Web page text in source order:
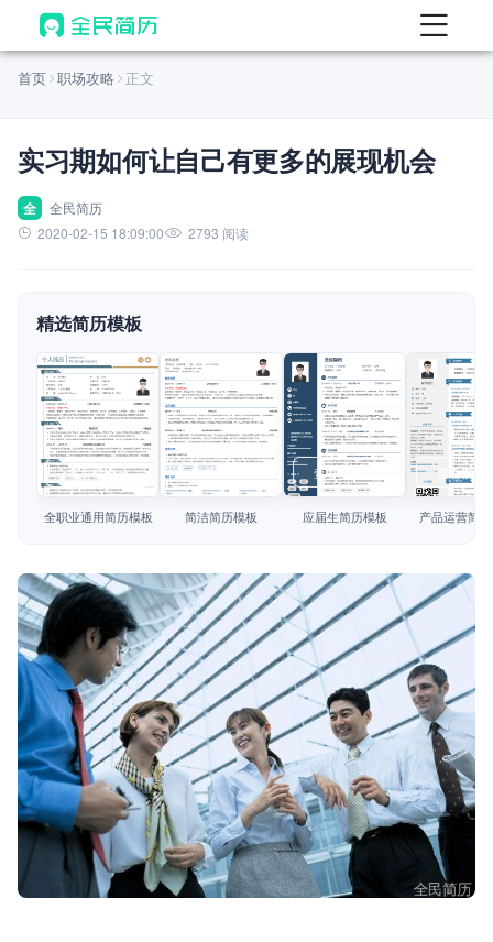
首页
AI 生成简历
AI 优化简历
AI 翻译简历
AI 模拟面试
面试自我介绍
AI 职场工具 New
简历模板
简历教程
首页 职场攻略 正文
实习期如何让自己有更多的展现机会
全
全民简历
2020-02-15 18:09:00
2793 阅读
精选简历模板
查看模板
全职业通用简历模板
查看模板
简洁简历模板
查看模板
应届生简历模板
查看模板
产品运营简